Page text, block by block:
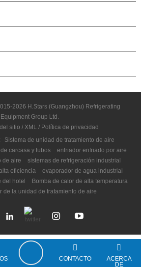
2026 H.Stars (Guangzhou) Refrigerating
Equipment Group Ltd.
sitio / XML / Política de privacidad
Sistema de unidad de tratamiento de aire
carcasa y tubos
enfriador enfriado por aire
de aire
sistemas de refrigeración industrial
eficiencia
evaporador de agua industrial
hotel
Bomba de calor de alta temperatura
de la unidad de tratamiento de aire
ACERCA
DE
CONTACTO